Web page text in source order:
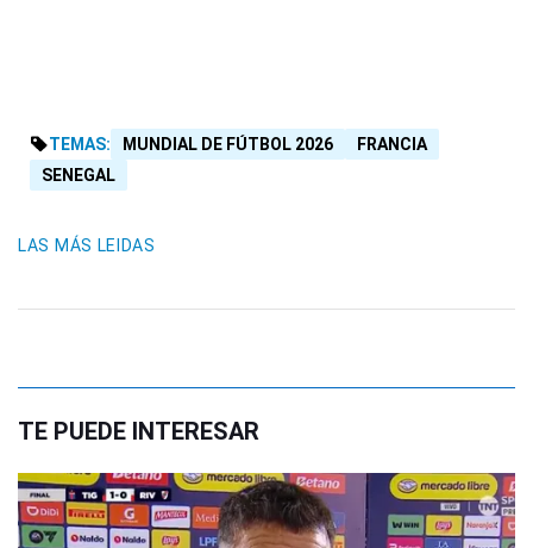
TEMAS: MUNDIAL DE FÚTBOL 2026
FRANCIA
SENEGAL
LAS MÁS LEIDAS
TE PUEDE INTERESAR